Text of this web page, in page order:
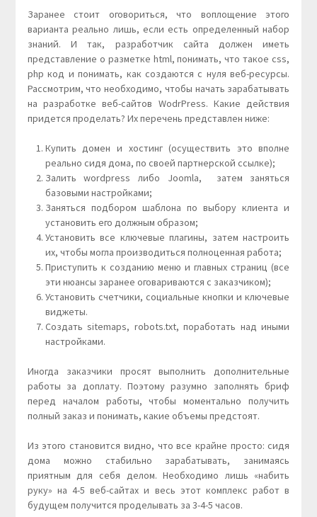
Заранее стоит оговориться, что воплощение этого
варианта реально лишь, если есть определенный набор
знаний. И так, разработчик сайта должен иметь
представление о разметке html, понимать, что такое css,
php код и понимать, как создаются с нуля веб-ресурсы.
Рассмотрим, что необходимо, чтобы начать зарабатывать
на разработке веб-сайтов WodrPress. Какие действия
придется проделать? Их перечень представлен ниже:
Купить домен и хостинг (осуществить это вполне
реально сидя дома, по своей партнерской ссылке);
Залить wordpress либо Joomla, затем заняться
базовыми настройками;
Заняться подбором шаблона по выбору клиента и
установить его должным образом;
Установить все ключевые плагины, затем настроить
их, чтобы могла производиться полноценная работа;
Приступить к созданию меню и главных страниц (все
эти нюансы заранее оговариваются с заказчиком);
Установить счетчики, социальные кнопки и ключевые
виджеты.
Создать sitemaps, robots.txt, поработать над иными
настройками.
Иногда заказчики просят выполнить дополнительные
работы за доплату. Поэтому разумно заполнять бриф
перед началом работы, чтобы моментально получить
полный заказ и понимать, какие объемы предстоят.
Из этого становится видно, что все крайне просто: сидя
дома можно стабильно зарабатывать, занимаясь
приятным для себя делом. Необходимо лишь «набить
руку» на 4-5 веб-сайтах и весь этот комплекс работ в
будущем получится проделывать за 3-4-5 часов.